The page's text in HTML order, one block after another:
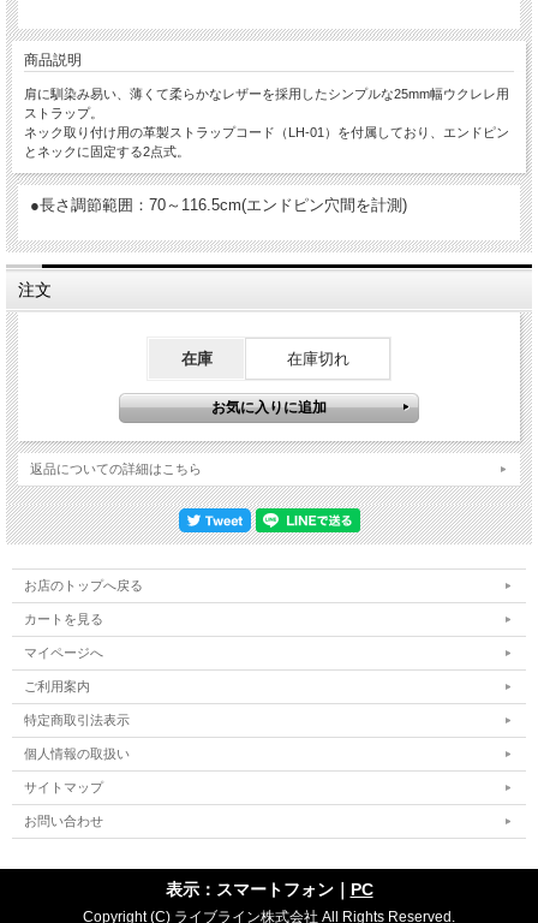
商品説明
肩に馴染み易い、薄くて柔らかなレザーを採用したシンプルな25mm幅ウクレレ用
ストラップ。
ネック取り付け用の革製ストラップコード（LH-01）を付属しており、エンドピン
とネックに固定する2点式。
●長さ調節範囲：70～116.5cm(エンドピン穴間を計測)
注文
在庫 在庫切れ
返品についての詳細はこちら
お店のトップへ戻る
カートを見る
マイページへ
ご利用案内
特定商取引法表示
個人情報の取扱い
サイトマップ
お問い合わせ
表示：スマートフォン｜ PC
Copyright (C) ライブライン株式会社 All Rights Reserved.